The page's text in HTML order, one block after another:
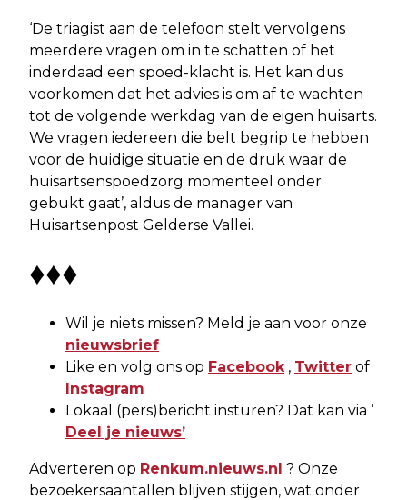
‘De triagist aan de telefoon stelt vervolgens
meerdere vragen om in te schatten of het
inderdaad een spoed-klacht is. Het kan dus
voorkomen dat het advies is om af te wachten
tot de volgende werkdag van de eigen huisarts.
We vragen iedereen die belt begrip te hebben
voor de huidige situatie en de druk waar de
huisartsenspoedzorg momenteel onder
gebukt gaat’, aldus de manager van
Huisartsenpost Gelderse Vallei.
♦♦♦
Wil je niets missen? Meld je aan voor onze
nieuwsbrief
Like en volg ons op Facebook , Twitter of
Instagram
Lokaal (pers)bericht insturen? Dat kan via ‘
Deel je nieuws’
Adverteren op Renkum.nieuws.nl ? Onze
bezoekersaantallen blijven stijgen, wat onder